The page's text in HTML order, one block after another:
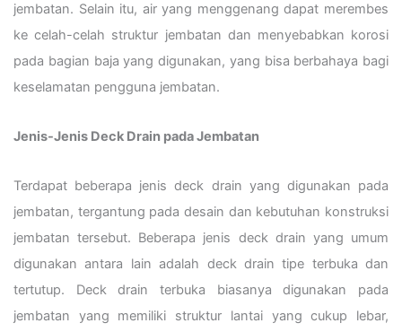
jembatan. Selain itu, air yang menggenang dapat merembes
ke celah-celah struktur jembatan dan menyebabkan korosi
pada bagian baja yang digunakan, yang bisa berbahaya bagi
keselamatan pengguna jembatan.
Jenis-Jenis Deck Drain pada Jembatan
Terdapat beberapa jenis deck drain yang digunakan pada
jembatan, tergantung pada desain dan kebutuhan konstruksi
jembatan tersebut. Beberapa jenis deck drain yang umum
digunakan antara lain adalah deck drain tipe terbuka dan
tertutup. Deck drain terbuka biasanya digunakan pada
jembatan yang memiliki struktur lantai yang cukup lebar,